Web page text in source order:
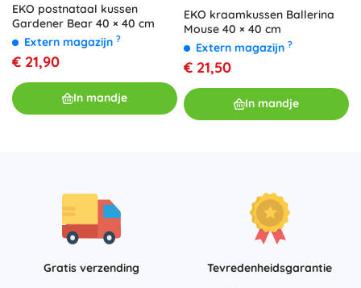
EKO postnataal kussen
Gardener Bear 40 × 40 cm
Extern magazijn ?
€ 21,90
In mandje
EKO kraamkussen Ballerina
Mouse 40 × 40 cm
Extern magazijn ?
€ 21,50
In mandje
Gratis verzending
Tevredenheidsgarantie